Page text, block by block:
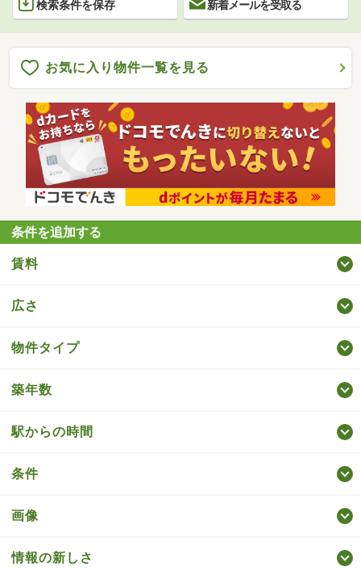
検索条件を保存 新着メールを受取る
お気に入り物件一覧を見る
条件を追加する
賃料
広さ
物件タイプ
築年数
駅からの時間
条件
画像
情報の新しさ